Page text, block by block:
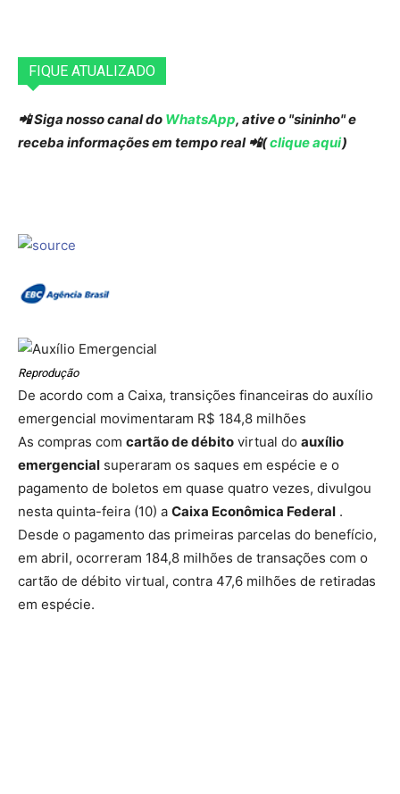
FIQUE ATUALIZADO
📲 Siga nosso canal do WhatsApp, ative o "sininho" e
receba informações em tempo real 📲(clique aqui)
Reprodução
De acordo com a Caixa, transições financeiras do auxílio
emergencial movimentaram R$ 184,8 milhões
As compras com cartão de débito virtual do auxílio
emergencial superaram os saques em espécie e o
pagamento de boletos em quase quatro vezes, divulgou
nesta quinta-feira (10) a Caixa Econômica Federal .
Desde o pagamento das primeiras parcelas do benefício,
em abril, ocorreram 184,8 milhões de transações com o
cartão de débito virtual, contra 47,6 milhões de retiradas
em espécie.